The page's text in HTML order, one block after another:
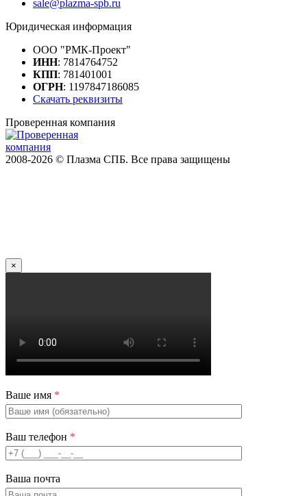
sale@plazma-spb.ru
Юридическая информация
ООО "РМК-Проект"
ИНН: 7814764752
КПП: 781401001
ОГРН: 1197847186085
Скачать реквизиты
Проверенная компания
2008-2026 © Плазма СПБ. Все права защищены
×
Ваше имя *
Ваш телефон *
Ваша почта